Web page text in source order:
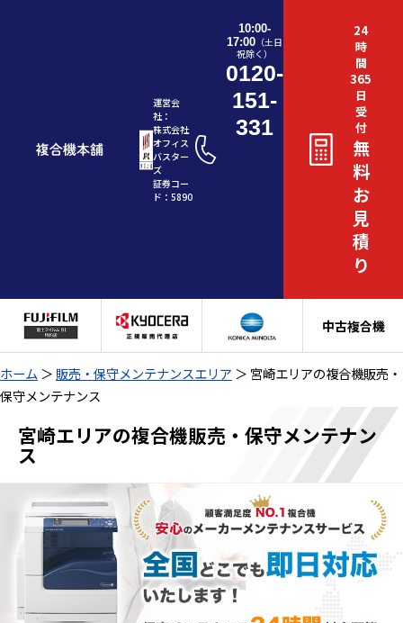
運営会
社：
株式会社
オフィス
バスター
ズ
証券コー
ド：5890
10:00-
17:00 （土日
祝除く）
0120-
151-
331
24
時
間
365
日
受
付
無
料
お
見
積
り
中古複合機
ホーム ＞ 販売・保守メンテナンスエリア ＞ 宮崎エリアの複合機販売・
保守メンテナンス
宮崎エリアの複合機販売・保守メンテナン
ス